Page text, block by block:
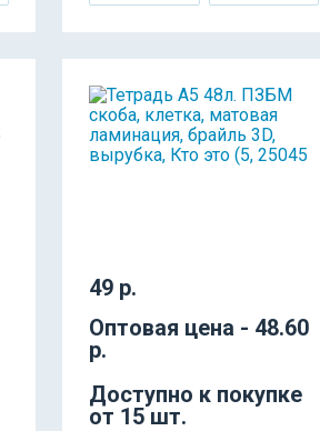
49 р.
Оптовая цена - 48.60
р.
Доступно к покупке
от 15 шт.